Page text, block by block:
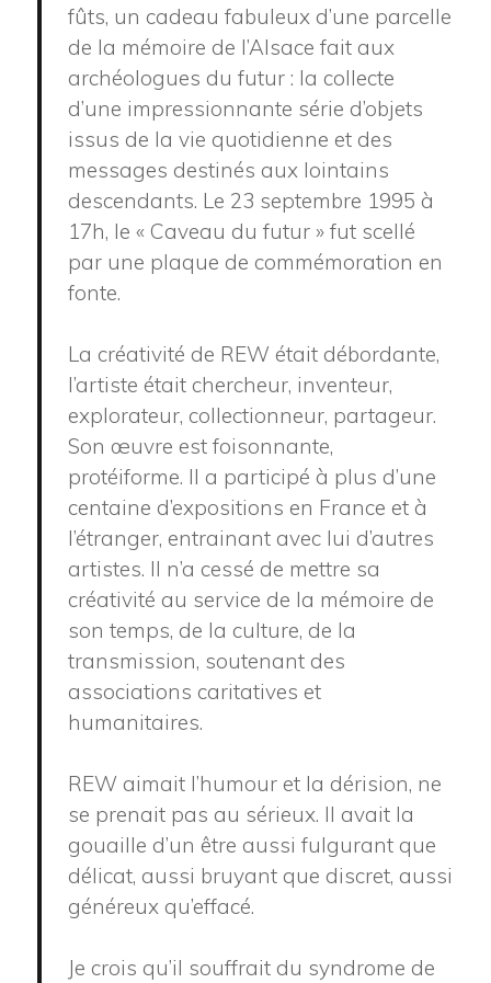
fûts, un cadeau fabuleux d’une parcelle
de la mémoire de l’Alsace fait aux
archéologues du futur : la collecte
d’une impressionnante série d’objets
issus de la vie quotidienne et des
messages destinés aux lointains
descendants. Le 23 septembre 1995 à
17h, le « Caveau du futur » fut scellé
par une plaque de commémoration en
fonte.
La créativité de REW était débordante,
l’artiste était chercheur, inventeur,
explorateur, collectionneur, partageur.
Son œuvre est foisonnante,
protéiforme. Il a participé à plus d’une
centaine d’expositions en France et à
l’étranger, entrainant avec lui d’autres
artistes. Il n’a cessé de mettre sa
créativité au service de la mémoire de
son temps, de la culture, de la
transmission, soutenant des
associations caritatives et
humanitaires.
REW aimait l’humour et la dérision, ne
se prenait pas au sérieux. Il avait la
gouaille d’un être aussi fulgurant que
délicat, aussi bruyant que discret, aussi
généreux qu’effacé.
Je crois qu’il souffrait du syndrome de